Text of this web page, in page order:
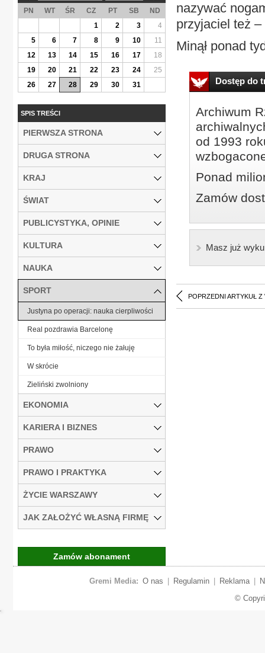
nazywać
przyjaciel też –
Minął ponad
Dostęp do
Archiwum
od 1993
Ponad
Zamów
Masz już
POPRZEDNI ARTYKUŁ Z
PN WT ŚR CZ PT SB
ND
1
2 3
4
5
6 7 8 9 10
11
12
13 14 15 16 17
18
19
20 21 22 23 24
25
26
27 28 29 30 31
SPIS TREŚCI
PIERWSZA STRONA
DRUGA STRONA
KRAJ
ŚWIAT
PUBLICYSTYKA, OPINIE
KULTURA
NAUKA
SPORT
Justyna po operacji: nauka cierpliwości
Real pozdrawia Barcelonę
To była miłość, niczego nie żałuję
W skrócie
Zieliński zwolniony
EKONOMIA
KARIERA I BIZNES
PRAWO
PRAWO I PRAKTYKA
ŻYCIE WARSZAWY
JAK ZAŁOŻYĆ WŁASNĄ FIRMĘ
Zamów abonament
Gremi Media: O nas Regulamin Reklama
©